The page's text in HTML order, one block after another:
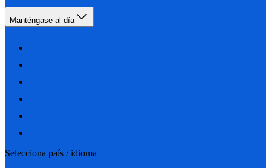
Manténgase al día
Selecciona país / idioma